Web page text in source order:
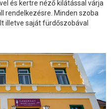
és kertre néző kilátással várja
rendelkezésre. Minden szoba
illetve saját fürdőszobával